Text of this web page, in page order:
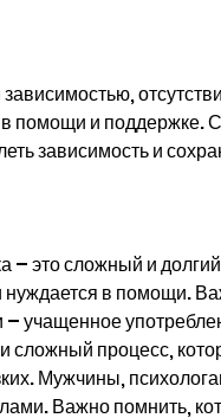
помощи и поддержке.
зависимость и
– это сложный и
нуждается в помощи.
учащенное
сложный процесс,
Мужчины,
Важно помнить,